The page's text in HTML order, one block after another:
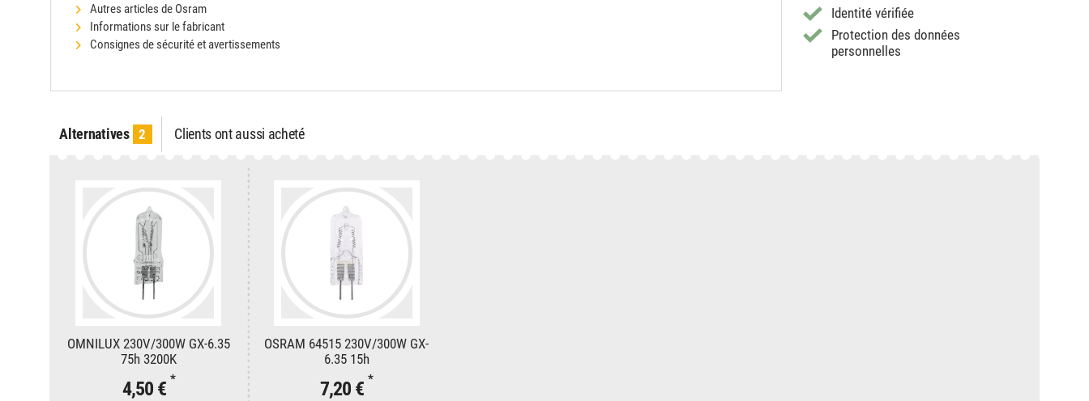
Autres articles de Osram
Informations sur le fabricant
Consignes de sécurité et avertissements
Identité vérifiée
Protection des données
personnelles
Alternatives 2 Clients ont aussi acheté
OMNILUX 230V/300W GX-6.35
75h 3200K
4,50 € *
OSRAM 64515 230V/300W GX-
6.35 15h
7,20 € *